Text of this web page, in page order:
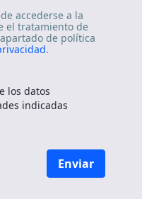
accederse a la
el tratamiento de
de política
.
los datos
indicadas
Enviar